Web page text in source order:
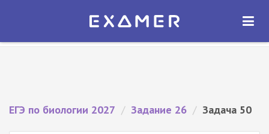
Экзамер — ЕГЭ 2027
ОТКРЫТЬ
ЕГЭ по биологии 2027 / Задание 26 / Задача 50